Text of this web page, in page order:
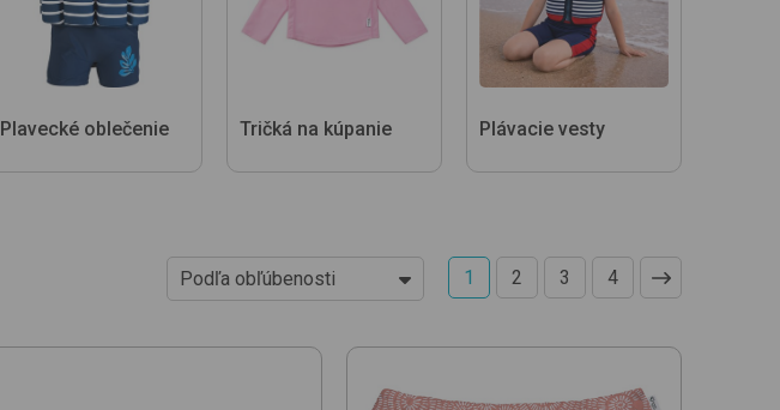
Plavecké oblečenie Tričká na kúpanie Plávacie vesty
Podľa obľúbenosti 1 2 3 4